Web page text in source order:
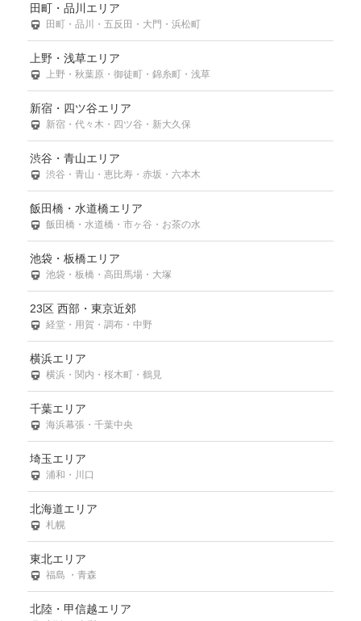
田町・品川エリア
田町・品川・五反田・大門・浜松町
上野・浅草エリア
上野・秋葉原・御徒町・錦糸町・浅草
新宿・四ツ谷エリア
新宿・代々木・四ツ谷・新大久保
渋谷・青山エリア
渋谷・青山・恵比寿・赤坂・六本木
飯田橋・水道橋エリア
飯田橋・水道橋・市ヶ谷・お茶の水
池袋・板橋エリア
池袋・板橋・高田馬場・大塚
23区 西部・東京近郊
経堂・用賀・調布・中野
横浜エリア
横浜・関内・桜木町・鶴見
千葉エリア
海浜幕張・千葉中央
埼玉エリア
浦和・川口
北海道エリア
札幌
東北エリア
福島 ・青森
北陸・甲信越エリア